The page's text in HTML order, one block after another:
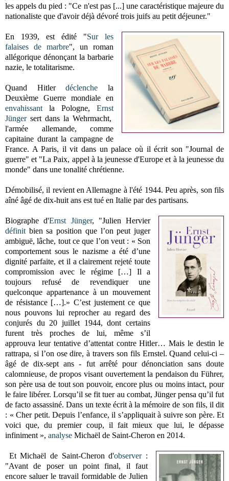
les appels du pied : "Ce n'est pas [...] une caractéristique majeure du
nationaliste que d'avoir déjà dévoré trois juifs au petit déjeuner."
En 1939, est édité "Sur les
falaises de marbre", un roman
allégorique dénonçant la barbarie
nazie, le totalitarisme.
Quand Hitlerdéclenche la
Deuxième Guerre mondiale en
envahissant la Pologne,Ernst
Jüngersert dans la Wehrmacht,
l'armée allemande, comme
capitaine durant la campagne de
France. A Paris, il vit dans un palace où il écrit son "Journal de
guerre" et "La Paix, appel à la jeunesse d'Europe et à la jeunesse du
monde" dans une tonalité chrétienne.
Démobilisé, il revient en Allemagne à l'été 1944. Peu après, son fils
aîné âgé de dix-huit ans est tué en Italie par des partisans.
Biographe d'Ernst Jünger, "Julien Hervier
définit bien sa position que l’on peut juger
ambiguë, lâche, tout ce que l’on veut : « Son
comportement sous le nazisme a été d’une
dignité parfaite, et il a clairement rejeté toute
compromission avec le régime […] Il a
toujours refusé de revendiquer une
quelconque appartenance à un mouvement
de résistance […].» C’est justement ce que
nous pouvons lui reprocher au regard des
conjurés du 20 juillet 1944, dont certains
furent très proches de lui, même s’il
approuva leur tentative d’attentat contre Hitler… Mais le destin le
rattrapa, si l’on ose dire, à travers son fils Ernstel. Quand celui-ci –
âgé de dix-sept ans - fut arrêté pour dénonciation sans doute
calomnieuse, de propos visant ouvertement la pendaison du Führer,
son père usa de tout son pouvoir, encore plus ou moins intact, pour
le faire libérer. Lorsqu’il se fit tuer au combat, Jünger pensa qu’il fut
de facto assassiné. Dans un texte écrit à la mémoire de son fils, il dit
: « Cher petit. Depuis l’enfance, il s’appliquait à suivre son père. Et
voici que, du premier coup, il fait mieux que lui, le dépasse
infiniment », analyse Michaël de Saint-Cheron en 2014.
Et Michaël de Saint-Cheron d'observer:
"Avant de poser un point final, il faut
encore saluer le travail formidable de Julien